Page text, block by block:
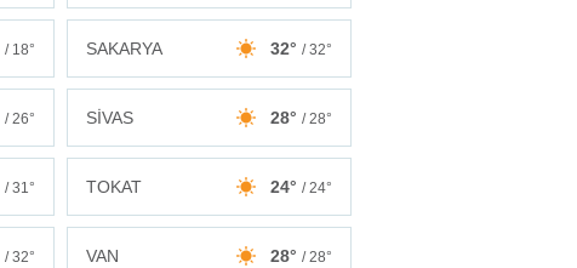
/ 18° SAKARYA 32° / 32°
/ 26° SİVAS 28° / 28°
/ 31° TOKAT 24° / 24°
/ 32° VAN 28° / 28°